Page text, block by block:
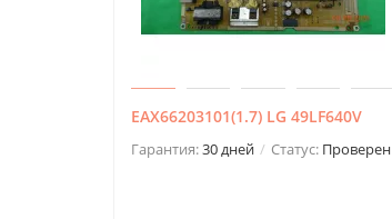
EAX66203101(1.7) LG 49LF640V
Гарантия:30 дней Статус: Проверен